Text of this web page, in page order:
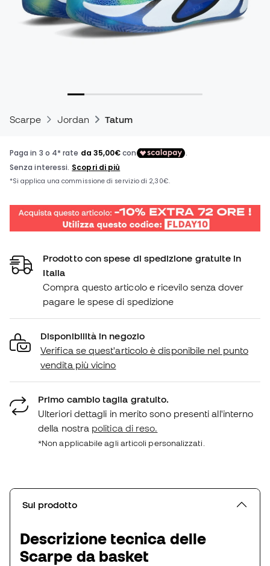
Scarpe Jordan Tatum
Prodotto con spese di spedizione gratuite in
Italia
Compra questo articolo e ricevilo senza dover
pagare le spese di spedizione
Disponibilità in negozio
Verifica se quest'articolo è disponibile nel punto
vendita più vicino
Primo cambio taglia gratuito.
Ulteriori dettagli in merito sono presenti all'interno
della nostra politica di reso.
*Non applicabile agli articoli personalizzati.
Sul prodotto
Descrizione tecnica delle
Scarpe da basket